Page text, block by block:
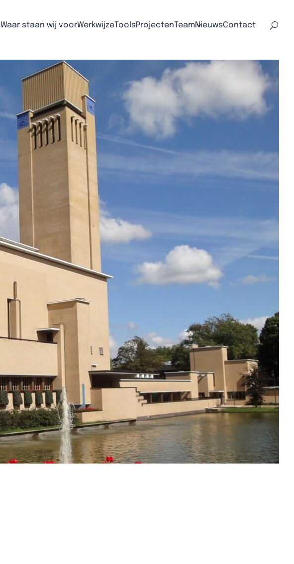
Waar staan wij voorWerkwijzeToolsProjectenTeamNieuwsContact